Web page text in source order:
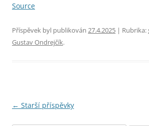
Source
Příspěvek byl publikován 27.4.2025 | Rubrika:
Gustav Ondrejčík.
Navigace
← Starší příspěvky